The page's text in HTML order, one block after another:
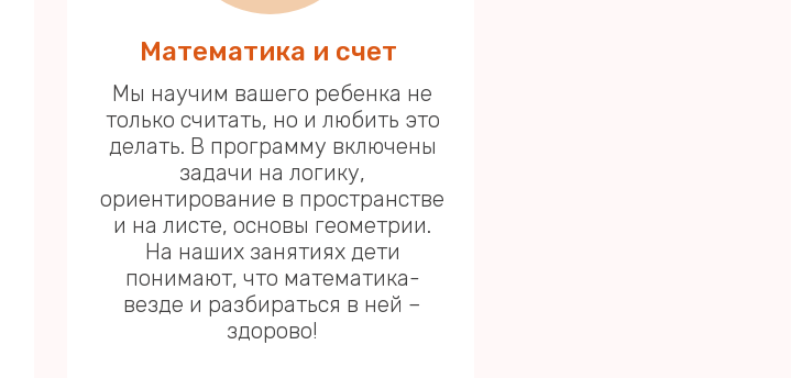
Математика и счет
Мы научим вашего ребенка не
только считать, но и любить это
делать. В программу включены
задачи на логику,
ориентирование в пространстве
и на листе, основы геометрии.
На наших занятиях дети
понимают, что математика-
везде и разбираться в ней –
здорово!